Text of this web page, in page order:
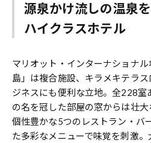
源泉かけ流しの温泉
ハイクラスホテル
マリオット・インターナショナ
島」は複合施設、キラメキテラ
ジネスにも便利な立地。全228室
の名を冠した部屋の窓からは壮大
個性豊かな5つのレストラン・バ
た多彩なメニューで味覚を刺激